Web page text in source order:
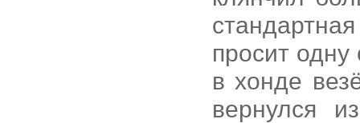
просит
в хонде
вернулся